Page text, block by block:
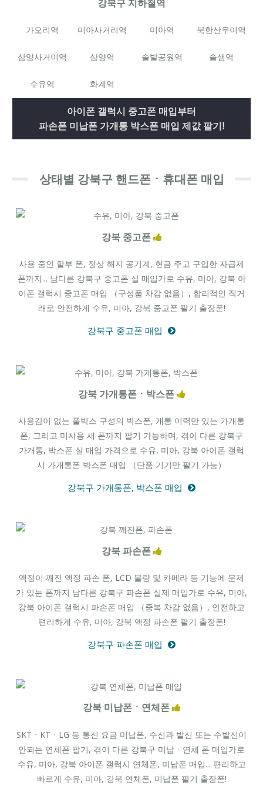
강북구 지하철역
가오리역 미아사거리역 미아역 북한산우이역
삼양사거이역 삼양역 솔밭공원역 솔샘역
수유역 화계역
아이폰 갤럭시 중고폰 매입부터
파손폰 미납폰 가개통 박스폰 매입 제값 팔기!
상태별 강북구 핸드폰ㆍ휴대폰 매입
강북 중고폰
사용 중인 할부 폰, 정상 해지 공기계, 현금 주고 구입한 자급제
폰까지... 남다른 강북구 중고폰 실 매입가로 수유, 미아, 강북 아
이폰 갤럭시 중고폰 매입 （구성품 차감 없음）, 합리적인 직거
래로 안전하게 수유, 미아, 강북 중고폰 팔기 출장폰!
강북구 중고폰 매입
강북 가개통폰ㆍ박스폰
사용감이 없는 풀박스 구성의 박스폰, 개통 이력만 있는 가개통
폰, 그리고 미사용 새 폰까지 팔기 가능하며, 겪이 다른 강북구
가개통, 박스폰 실 매입 가격으로 수유, 미아, 강북 아이폰 갤럭
시 가개통폰 박스폰 매입 （단품 기기만 팔기 가능）
강북구 가개통폰, 박스폰 매입
강북 파손폰
액정이 깨진 액정 파손 폰, LCD 불량 및 카메라 등 기능에 문제
가 있는 폰까지 남다른 강북구 파손폰 실제 매입가로 수유, 미아,
강북 아이폰 갤럭시 파손폰 매입 （중복 차감 없음）, 안전하고
편리하게 수유, 미아, 강북 액정 파손폰 팔기 출장폰!
강북구 파손폰 매입
강북 미납폰ㆍ연체폰
SKTㆍKTㆍLG 등 통신 요금 미납폰, 수신과 발신 또는 수발신이
안되는 연체폰 팔기, 겪이 다른 강북구 미납ㆍ연체 폰 매입가로
수유, 미아, 강북 아이폰 갤럭시 연체폰, 미납폰 매입... 편리하고
빠르게 수유, 미아, 강북 연체폰, 미납폰 팔기 출장폰!